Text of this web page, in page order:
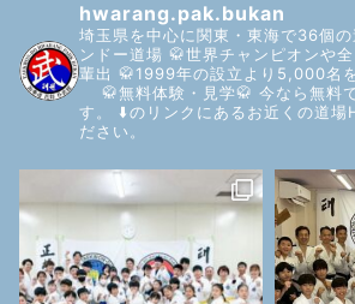
hwarang.pak.bukan
埼玉県を中心に関東・東海で36個
ンドー道場 🥋世界チャンピオンや
輩出 🥋1999年の設立より5,000名
🥋無料体験・見学🥋 今なら無料
す。
⬇️のリンクにあるお近くの道場
ださい。